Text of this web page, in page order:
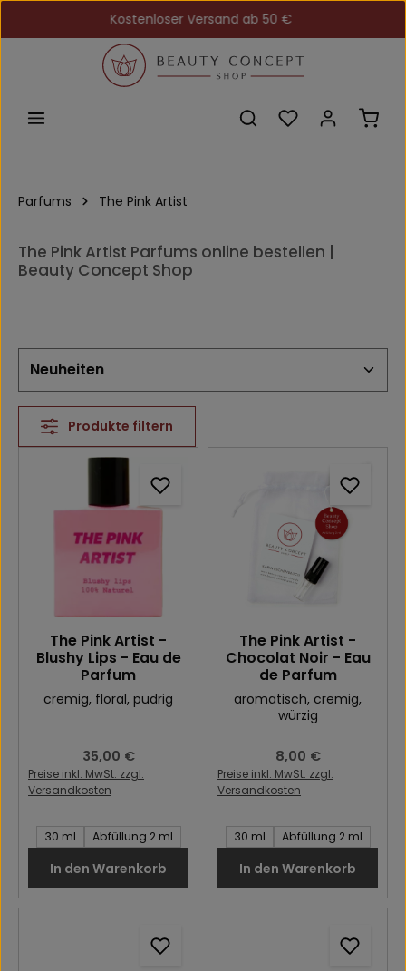
Zum Hauptinhalt springenKostenloser Versand ab 50 €
Du hast 0
Parfums The Pink Artist
The Pink Artist Parfums online bestellen |
Beauty Concept Shop
Produkte filtern
The Pink Artist -
Blushy Lips - Eau de
Parfum
cremig, floral, pudrig
Regulärer Preis:
35,00 €
Preise inkl. MwSt. zzgl.
Versandkosten
Inhalt des Artikel:
30 ml Abfüllung 2 ml
In den Warenkorb
The Pink Artist -
Chocolat Noir - Eau
de Parfum
aromatisch, cremig,
würzig
Regulärer Preis:
8,00 €
Preise inkl. MwSt. zzgl.
Versandkosten
Inhalt des Artikel:
30 ml Abfüllung 2 ml
In den Warenkorb